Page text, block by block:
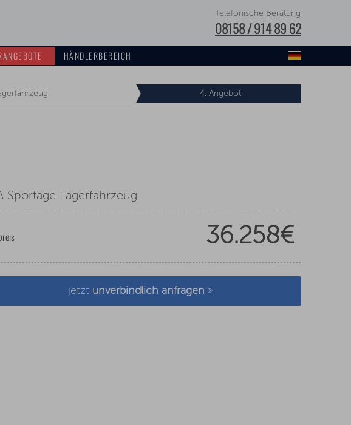
Telefonische Beratung
08158 / 914 89 62
HÄNDLERBEREICH
4. Angebot
Sportage Lagerfahrzeug
36.258€
jetzt unverbindlich anfragen »